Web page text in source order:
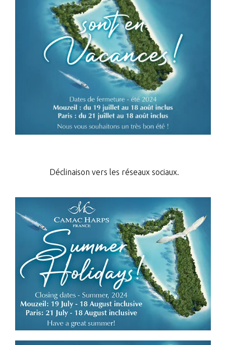
Déclinaison vers les réseaux sociaux.